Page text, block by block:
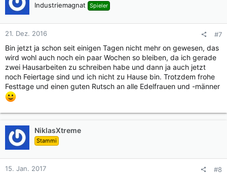
i
o
n
e
n
Industriemagnat Spieler
21. Dez. 2016 #7
Bin jetzt ja schon seit einigen Tagen nicht mehr on gewesen, das
wird wohl auch noch ein paar Wochen so bleiben, da ich gerade
zwei Hausarbeiten zu schreiben habe und dann ja auch jetzt
noch Feiertage sind und ich nicht zu Hause bin. Trotzdem frohe
Festtage und einen guten Rutsch an alle Edelfrauen und -männer
NiklasXtreme
Stammi
15. Jan. 2017 #8